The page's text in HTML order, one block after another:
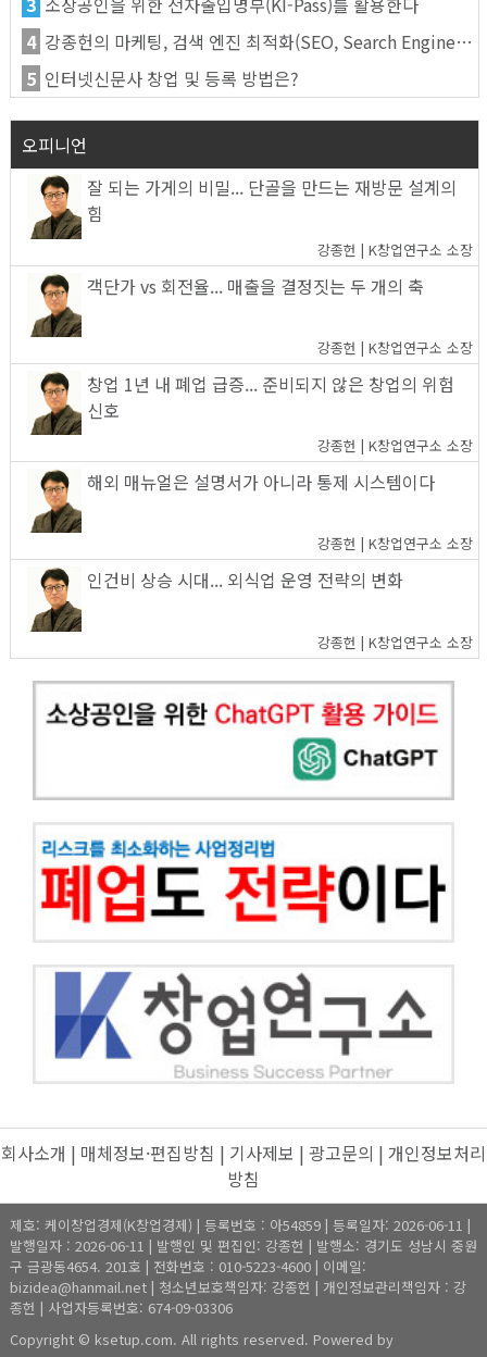
4 강종헌의 마케팅, 검색 엔진 최적화(SEO, Search Engine Optimization)란
5 인터넷신문사 창업 및 등록 방법은?
오피니언
잘 되는 가게의 비밀... 단골을 만드는 재방문 설계의
힘
강종헌 | K창업연구소 소장
객단가 vs 회전율... 매출을 결정짓는 두 개의 축
강종헌 | K창업연구소 소장
창업 1년 내 폐업 급증... 준비되지 않은 창업의 위험
신호
강종헌 | K창업연구소 소장
해외 매뉴얼은 설명서가 아니라 통제 시스템이다
강종헌 | K창업연구소 소장
인건비 상승 시대... 외식업 운영 전략의 변화
강종헌 | K창업연구소 소장
회사소개 | 매체정보·편집방침 | 기사제보 | 광고문의 | 개인정보처리
방침
제호: 케이창업경제(K창업경제) | 등록번호 : 아54859 | 등록일자: 2026-06-11 |
발행일자 : 2026-06-11 | 발행인 및 편집인: 강종헌 | 발행소: 경기도 성남시 중원
구 금광동4654. 201호 | 전화번호 : 010-5223-4600 | 이메일:
bizidea@hanmail.net | 청소년보호책임자: 강종헌 | 개인정보관리책임자 : 강
종헌 | 사업자등록번호: 674-09-03306
Copyright © ksetup.com. All rights reserved. Powered by